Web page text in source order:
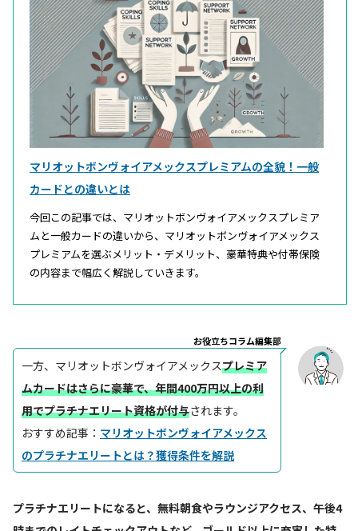
マリオットボンヴォイアメックスプレミアムの全貌！一般
カードとの違いとは
今回この記事では、マリオットボンヴォイアメックスプレミア
ムと一般カードの違いから、マリオットボンヴォイアメックス
プレミアムを選ぶメリット・デメリット、豪華特典や付帯保険
の内容まで幅広く解説していきます。
お役立ちコラム編集部
一方、マリオットボンヴォイアメックスプレミア
ムカードはさらに豪華で、年間400万円以上の利
用でプラチナエリート資格が付与されます。
おすすめ記事： マリオットボンヴォイアメックス
のプラチナエリートとは？獲得条件を解説
プラチナエリートになると、無料朝食やラウンジアクセス、午後4